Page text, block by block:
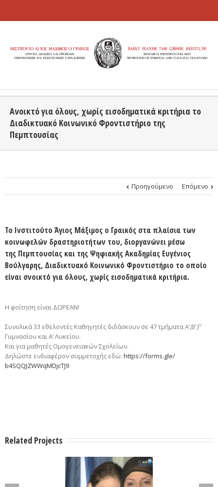
Ανοικτό για όλους, χωρίς εισοδηματικά κριτήρια το
Διαδικτυακό Κοινωνικό Φροντιστήριο της
Πεμπτουσίας
Προηγούμενο Επόμενο
Το Ινστιτούτο Άγιος Μάξιμος ο Γραικός στα πλαίσια των
κοινωφελών δραστηριοτήτων του, διοργανώνει μέσω
της Πεμπτουσίας και της Ψηφιακής Ακαδημίας Ευγένιος
Βούλγαρης, Διαδικτυακό Κοινωνικό Φροντιστήριο το οποίο
είναι σνοικτό για όλους, χωρίς εισοδηματικά κριτήρια.
Η φοίτηση είναι ΔΩΡΕΑΝ!
Συνολικά 33 εθελοντές Καθηγητές διδάσκουν σε 47 τμήματα Α’,Β’,Γ’
Γυμνασίου και Α’ Λυκείου.
Και για μαθητές Ομογενειακών Σχολείων.
Δηλώστε ενδιαφέρον συμμετοχής εδώ: https://forms.gle/
b4SQQJZWWqMDjcTJ9
Related Projects